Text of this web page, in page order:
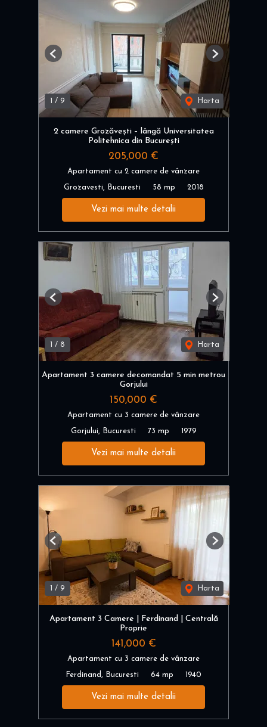
/ 9 Harta
Previous Next
2 camere Grozăvești – lângă Universitatea
Politehnica din București
205,000 €
Apartament cu 2 camere de vânzare
Grozavesti, Bucuresti 58 mp 2018
Vezi mai multe detalii
1 / 8 Harta
Previous Next
Apartament 3 camere decomandat 5 min metrou
Gorjului
150,000 €
Apartament cu 3 camere de vânzare
Gorjului, Bucuresti 73 mp 1979
Vezi mai multe detalii
1 / 9 Harta
Previous Next
Apartament 3 Camere | Ferdinand | Centrală
Proprie
141,000 €
Apartament cu 3 camere de vânzare
Ferdinand, Bucuresti 64 mp 1940
Vezi mai multe detalii